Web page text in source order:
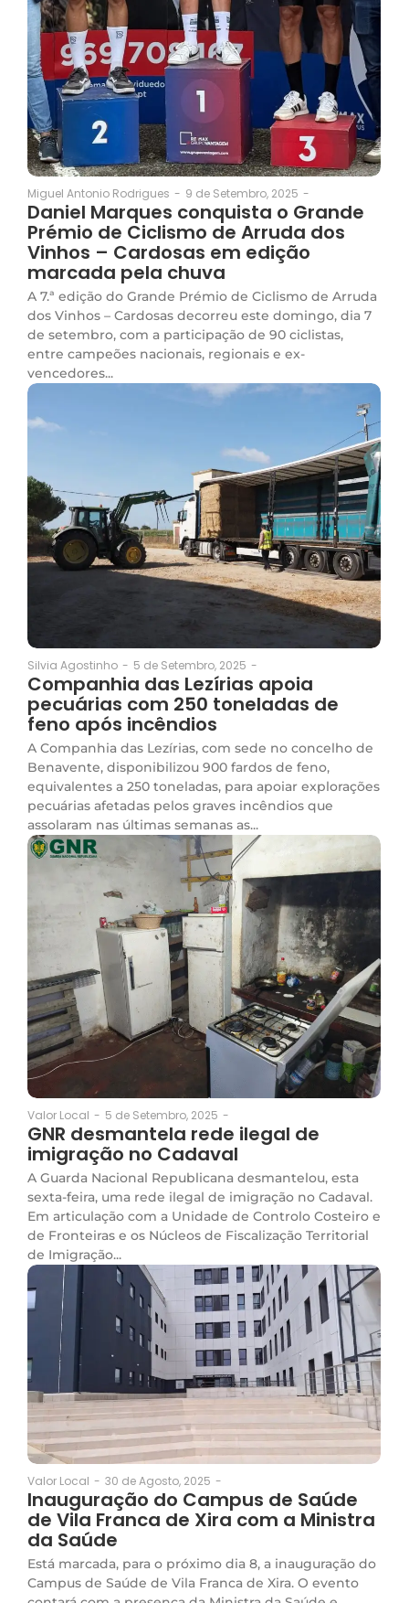
Miguel Antonio Rodrigues - 9 de Setembro, 2025 -
Daniel Marques conquista o Grande
Prémio de Ciclismo de Arruda dos
Vinhos – Cardosas em edição
marcada pela chuva
A 7.ª edição do Grande Prémio de Ciclismo de Arruda
dos Vinhos – Cardosas decorreu este domingo, dia 7
de setembro, com a participação de 90 ciclistas,
entre campeões nacionais, regionais e ex-
vencedores...
Silvia Agostinho - 5 de Setembro, 2025 -
Companhia das Lezírias apoia
pecuárias com 250 toneladas de
feno após incêndios
A Companhia das Lezírias, com sede no concelho de
Benavente, disponibilizou 900 fardos de feno,
equivalentes a 250 toneladas, para apoiar explorações
pecuárias afetadas pelos graves incêndios que
assolaram nas últimas semanas as...
Valor Local - 5 de Setembro, 2025 -
GNR desmantela rede ilegal de
imigração no Cadaval
A Guarda Nacional Republicana desmantelou, esta
sexta-feira, uma rede ilegal de imigração no Cadaval.
Em articulação com a Unidade de Controlo Costeiro e
de Fronteiras e os Núcleos de Fiscalização Territorial
de Imigração...
Valor Local - 30 de Agosto, 2025 -
Inauguração do Campus de Saúde
de Vila Franca de Xira com a Ministra
da Saúde
Está marcada, para o próximo dia 8, a inauguração do
Campus de Saúde de Vila Franca de Xira. O evento